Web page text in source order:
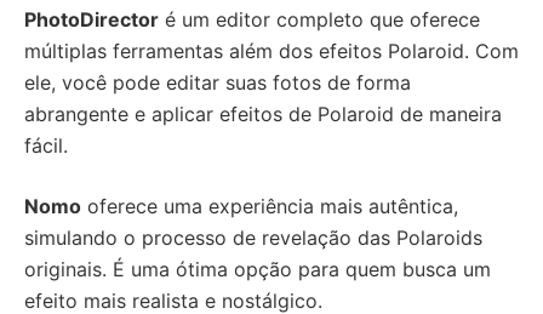
PhotoDirector é um editor completo que oferece
múltiplas ferramentas além dos efeitos Polaroid. Com
ele, você pode editar suas fotos de forma
abrangente e aplicar efeitos de Polaroid de maneira
fácil.
Nomo oferece uma experiência mais autêntica,
simulando o processo de revelação das Polaroids
originais. É uma ótima opção para quem busca um
efeito mais realista e nostálgico.